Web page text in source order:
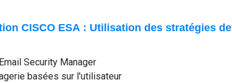
CISCO ESA : Utilisation des stratégies de
Security Manager
basées sur l'utilisateur